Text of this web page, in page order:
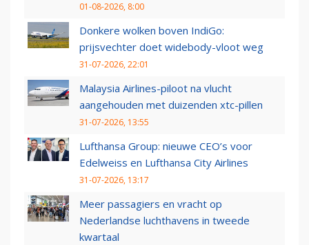
01-08-2026, 8:00
Donkere wolken boven IndiGo:
prijsvechter doet widebody-vloot weg
31-07-2026, 22:01
Malaysia Airlines-piloot na vlucht
aangehouden met duizenden xtc-pillen
31-07-2026, 13:55
Lufthansa Group: nieuwe CEO’s voor
Edelweiss en Lufthansa City Airlines
31-07-2026, 13:17
Meer passagiers en vracht op
Nederlandse luchthavens in tweede
kwartaal